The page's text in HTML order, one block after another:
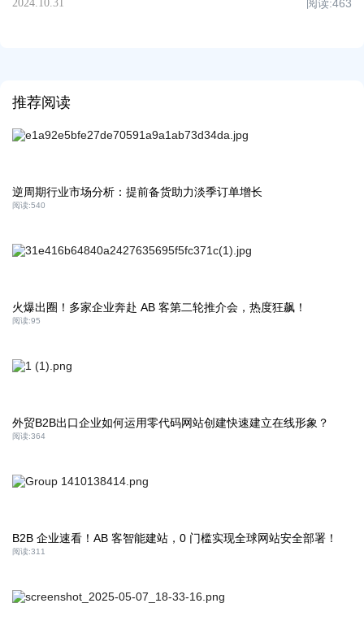
2024.10.31 阅读:463
推荐阅读
逆周期行业市场分析：提前备货助力淡季订单增长
阅读:540
火爆出圈！多家企业奔赴 AB 客第二轮推介会，热度狂飙！
阅读:95
外贸B2B出口企业如何运用零代码网站创建快速建立在线形象？
阅读:364
B2B 企业速看！AB 客智能建站，0 门槛实现全球网站安全部署！
阅读:311